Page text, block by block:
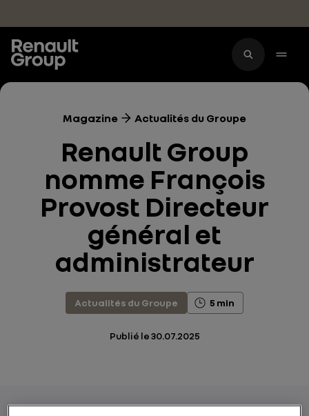
Magazine Actualités du Groupe
Renault Group
nomme François
Provost Directeur
général et
administrateur
Actualités du Groupe 5 min
Publié le30.07.2025